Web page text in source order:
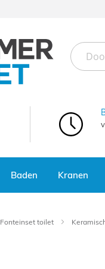
Baden Kranen
Fonteinset toilet